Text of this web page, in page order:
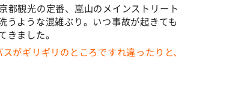
都観光の定番、嵐山のメインストリート
うような混雑ぶり。いつ事故が起きても
ました。
がギリギリのところですれ違ったりと、